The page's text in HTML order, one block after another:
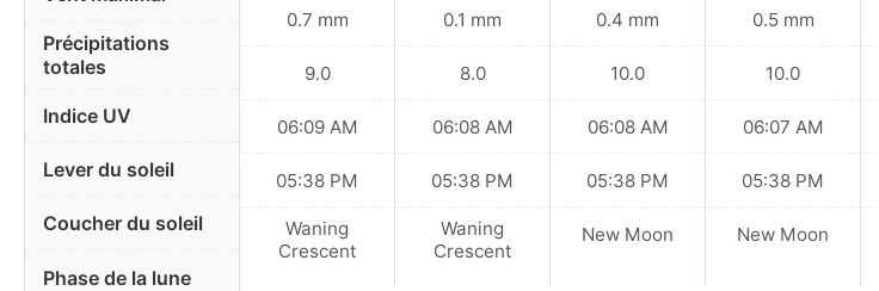
Précipitations
totales
Indice UV
Lever du soleil
Coucher du soleil
Phase de la lune
0.7 mm
9.0
06:09 AM
05:38 PM
Waning
Crescent
0.1 mm
8.0
06:08 AM
05:38 PM
Waning
Crescent
0.4 mm
10.0
06:08 AM
05:38 PM
New Moon
0.5 mm
10.0
06:07 AM
05:38 PM
New Moon